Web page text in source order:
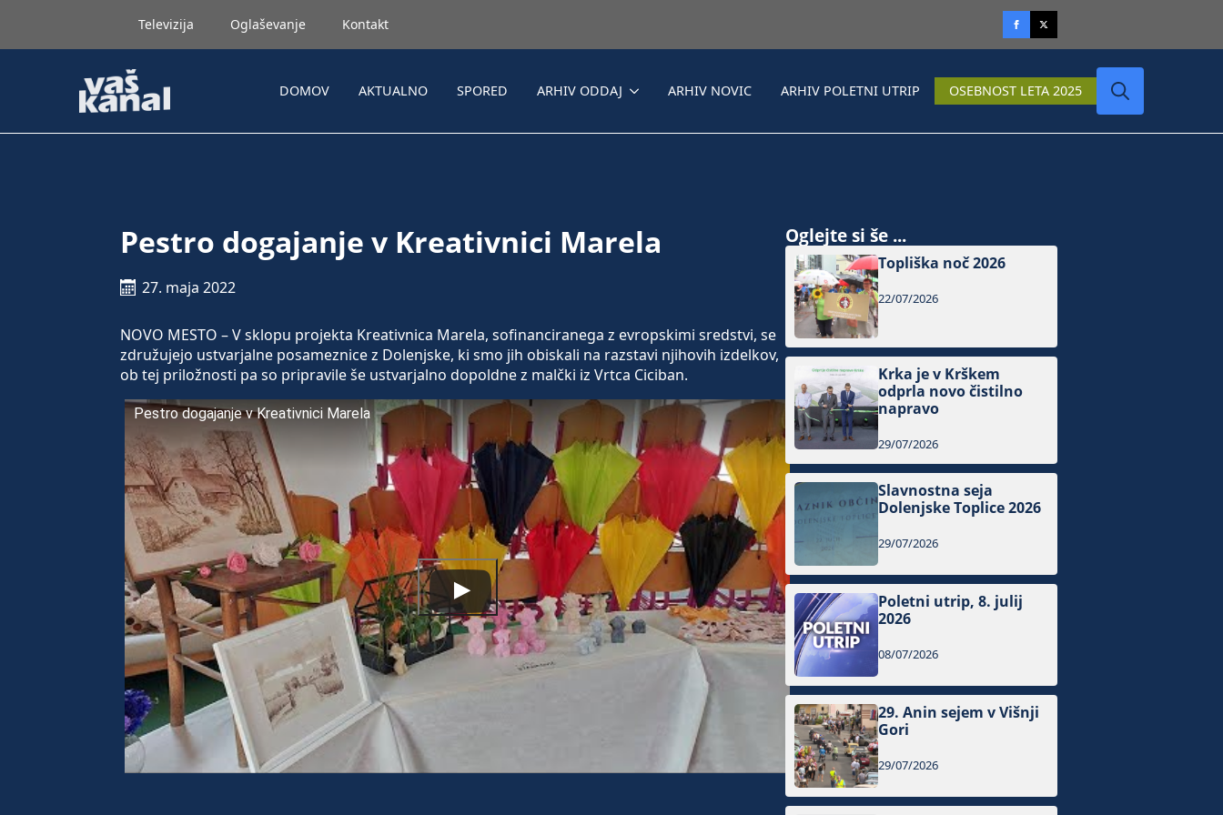
Televizija Oglaševanje Kontakt
DOMOV AKTUALNO SPORED ARHIV ODDAJ ARHIV NOVIC ARHIV POLETNI UTRIP OSEBNOST LETA 2025
Pestro dogajanje v Kreativnici Marela
27. maja 2022
NOVO MESTO – V sklopu projekta Kreativnica Marela, sofinanciranega z evropskimi sredstvi, se
združujejo ustvarjalne posameznice z Dolenjske, ki smo jih obiskali na razstavi njihovih izdelkov,
ob tej priložnosti pa so pripravile še ustvarjalno dopoldne z malčki iz Vrtca Ciciban.
Pestro dogajanje v Kreativnici Marela
Oglejte si še ...
Topliška noč 2026
22/07/2026
Krka je v Krškem
odprla novo čistilno
napravo
29/07/2026
Slavnostna seja
Dolenjske Toplice 2026
29/07/2026
Poletni utrip, 8. julij
2026
08/07/2026
29. Anin sejem v Višnji
Gori
29/07/2026